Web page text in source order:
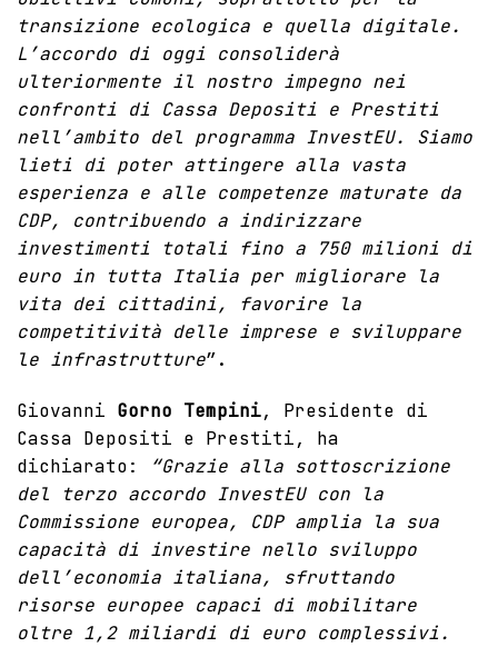
transizione ecologica e quella digitale.
L’accordo di oggi consoliderà
ulteriormente il nostro impegno nei
confronti di Cassa Depositi e Prestiti
nell’ambito del programma InvestEU. Siamo
lieti di poter attingere alla vasta
esperienza e alle competenze maturate da
CDP, contribuendo a indirizzare
investimenti totali fino a 750 milioni di
euro in tutta Italia per migliorare la
vita dei cittadini, favorire la
competitività delle imprese e sviluppare
le infrastrutture”.
Giovanni Gorno Tempini, Presidente di
Cassa Depositi e Prestiti, ha
dichiarato:
“Grazie alla sottoscrizione
del terzo accordo InvestEU con la
Commissione europea, CDP amplia la sua
capacità di investire nello sviluppo
dell’economia italiana, sfruttando
risorse europee capaci di mobilitare
oltre 1,2 miliardi di euro complessivi.